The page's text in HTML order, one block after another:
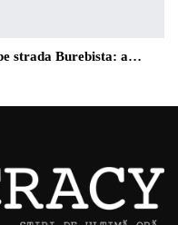
strada Burebista: a…